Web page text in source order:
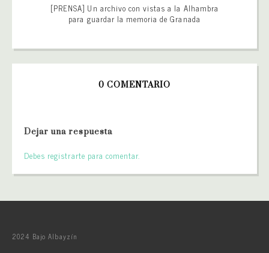
[PRENSA] Un archivo con vistas a la Alhambra
para guardar la memoria de Granada
0 COMENTARIO
Dejar una respuesta
Debes registrarte para comentar.
2024 Bajo Albayzín